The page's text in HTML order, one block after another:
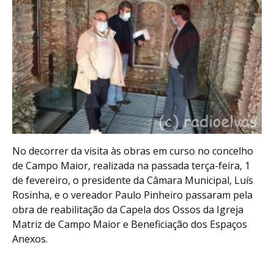
No decorrer da visita às obras em curso no concelho
de Campo Maior, realizada na passada terça-feira, 1
de fevereiro, o presidente da Câmara Municipal, Luís
Rosinha, e o vereador Paulo Pinheiro passaram pela
obra de reabilitação da Capela dos Ossos da Igreja
Matriz de Campo Maior e Beneficiação dos Espaços
Anexos.